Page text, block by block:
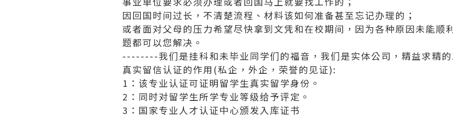
因回国时间过长，不清楚流程、材料该如何准备甚至忘记办理的；
或者面对父母的压力希望尽快拿到文凭和在校期间，因为各种原因未能顺
题都可以您解决。
--------我们是挂科和未毕业同学们的福音，我们是实体公司，精益求精
真实留信认证的作用(私企，外企，荣誉的见证):
1：该专业认证可证明留学生真实留学身份。
2：同时对留学生所学专业等级给予评定。
3：国家专业人才认证中心颁发入库证书